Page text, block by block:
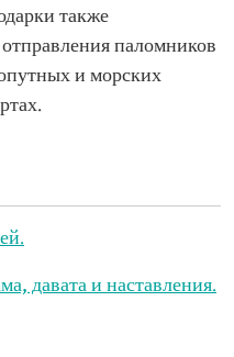
также
паломников
и морских
давата и наставления.